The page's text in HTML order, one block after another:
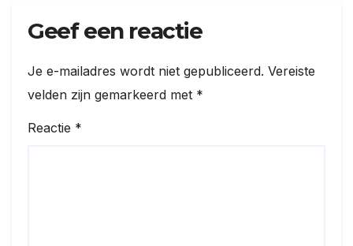
Geef een reactie
Je e-mailadres wordt niet gepubliceerd. Vereiste
velden zijn gemarkeerd met *
Reactie *